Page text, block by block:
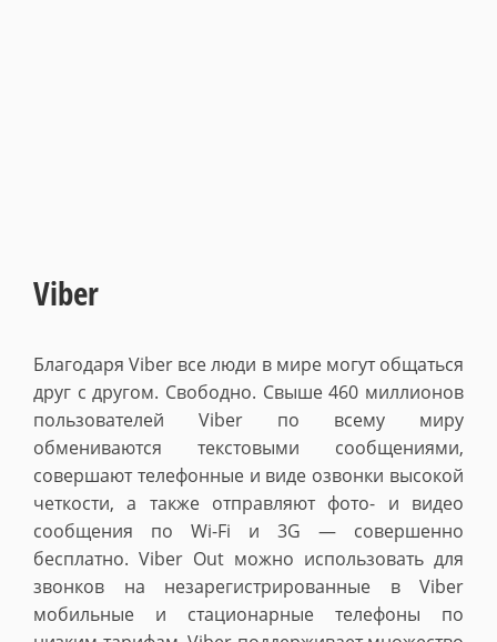
Viber
Благодаря Viber все люди в мире могут общаться
друг с другом. Свободно. Свыше 460 миллионов
пользователей Viber по всему миру
обмениваются текстовыми сообщениями,
совершают телефонные и виде озвонки высокой
четкости, а также отправляют фото- и видео
сообщения по Wi-Fi и 3G — совершенно
бесплатно. Viber Out можно использовать для
звонков на незарегистрированные в Viber
мобильные и стационарные телефоны по